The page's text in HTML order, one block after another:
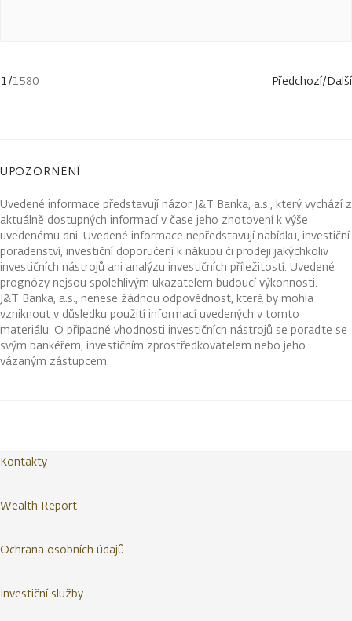
1/1580 Předchozí/Další
UPOZORNĚNÍ
Uvedené informace představují názor J&T Banka, a.s., který vychází z
aktuálně dostupných informací v čase jeho zhotovení k výše
uvedenému dni. Uvedené informace nepředstavují nabídku, investiční
poradenství, investiční doporučení k nákupu či prodeji jakýchkoliv
investičních nástrojů ani analýzu investičních příležitostí. Uvedené
prognózy nejsou spolehlivým ukazatelem budoucí výkonnosti.
J&T Banka, a.s., nenese žádnou odpovědnost, která by mohla
vzniknout v důsledku použití informací uvedených v tomto
materiálu. O případné vhodnosti investičních nástrojů se poraďte se
svým bankéřem, investičním zprostředkovatelem nebo jeho
vázaným zástupcem.
Kontakty
Wealth Report
Ochrana osobních údajů
Investiční služby